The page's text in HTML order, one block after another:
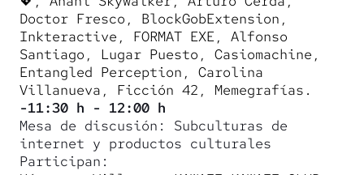
Doctor Fresco, BlockGobExtension,
Inkteractive, FORMAT EXE, Alfonso
Santiago, Lugar Puesto, Casiomachine,
Entangled Perception, Carolina
Villanueva, Ficción 42, Memegrafías.
-11:30 h - 12:00 h
Mesa de discusión: Subculturas de
internet y productos culturales
Participan: